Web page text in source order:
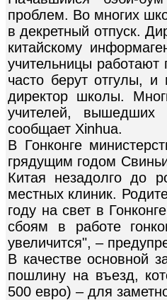
проблем. Во многих
в декретный отпуск.
китайскому
учительницы
часто берут отгулы,
директор школы.
учителей,
сообщает Xinhua.
В Гонконге
грядущим годом
Китая незадолго до
местных клиник.
году на свет в
сбоям в работе
увеличится", –
В качестве основной
пошлину на въезд,
500 евро) – для